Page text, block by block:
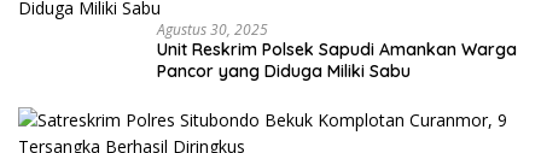
Agustus 30, 2025
Unit Reskrim Polsek Sapudi Amankan Warga
Pancor yang Diduga Miliki Sabu